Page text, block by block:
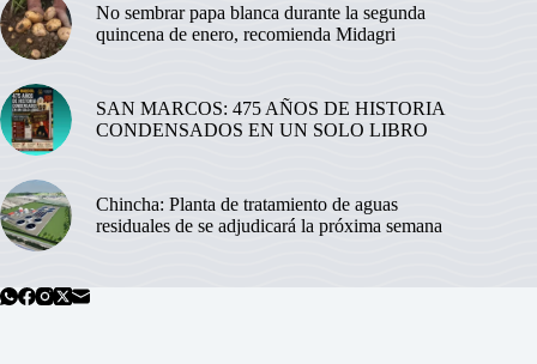
No sembrar papa blanca durante la segunda
quincena de enero, recomienda Midagri
SAN MARCOS: 475 AÑOS DE HISTORIA
CONDENSADOS EN UN SOLO LIBRO
Chincha: Planta de tratamiento de aguas
residuales de se adjudicará la próxima semana